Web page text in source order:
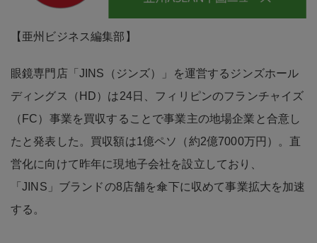
【亜州ビジネス編集部】
眼鏡専門店「JINS（ジンズ）」を運営するジンズホール
ディングス（HD）は24日、フィリピンのフランチャイズ
（FC）事業を買収することで事業主の地場企業と合意し
たと発表した。買収額は1億ペソ（約2億7000万円）。直
営化に向けて昨年に現地子会社を設立しており、
「JINS」ブランドの8店舗を傘下に収めて事業拡大を加速
する。